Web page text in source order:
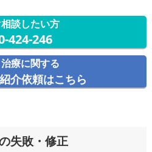
談したい方
424-246
療に関する
介依頼はこちら
失敗・修正